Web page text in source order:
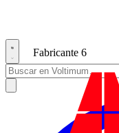
Fabricante 6